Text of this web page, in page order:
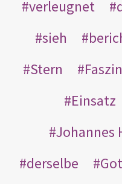
verleugnet
sieh
Stern
Einsatz
Johannes
derselbe